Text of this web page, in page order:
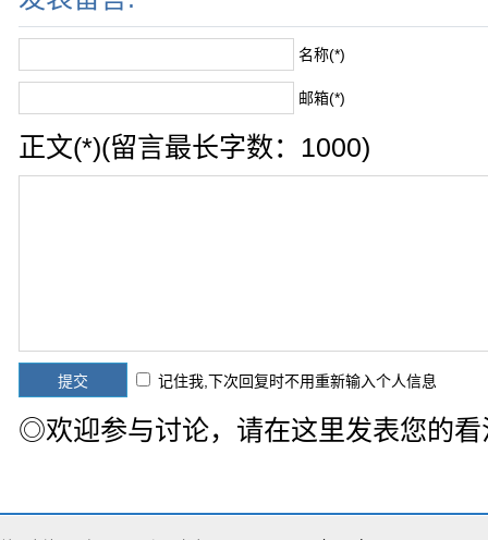
名称(*)
邮箱(*)
正文(*)(留言最长字数：1000)
记住我,下次回复时不用重新输入个人信息
◎欢迎参与讨论，请在这里发表您的